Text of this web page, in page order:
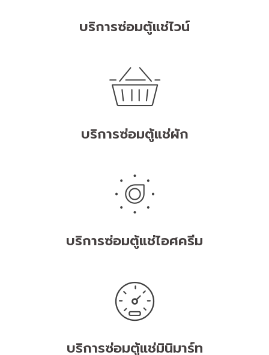
บริการซ่อมตู้แช่ไวน์
บริการซ่อมตู้แช่ผัก
บริการซ่อมตู้แช่ไอศครีม
บริการซ่อมตู้แช่มินิมาร์ท